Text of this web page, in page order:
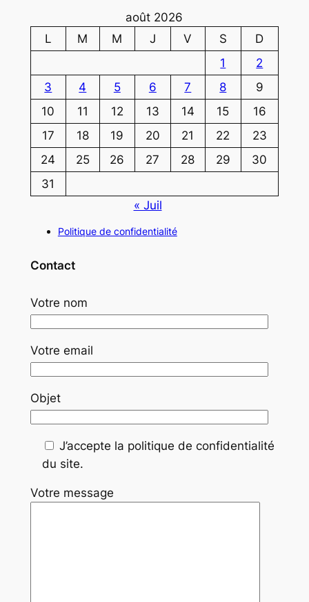
août 2026
L
M M J V S
D
1
2
3
4 5 6 7 8
9
10
11 12 13 14 15
16
17
18 19 20 21 22
23
24
25 26 27 28 29
30
31
« Juil
Politique de confidentialité
Contact
Votre nom
Votre email
Objet
J’accepte la politique de confidentialité
du site.
Votre message